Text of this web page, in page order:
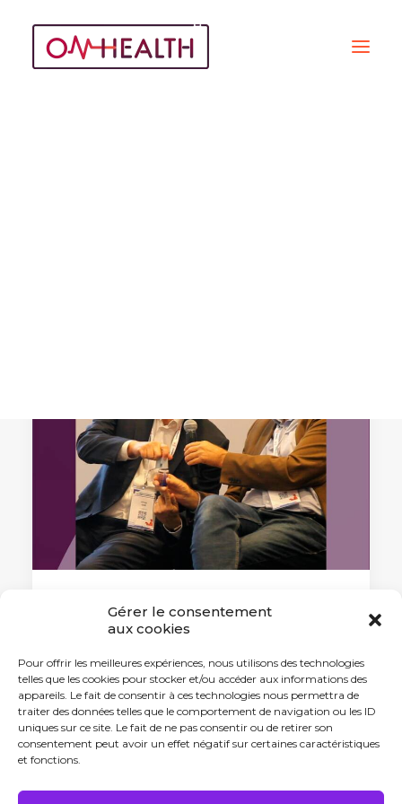
Gérer le consentement
aux cookies
Pour offrir les meilleures expériences, nous utilisons des technologies
telles que les cookies pour stocker et/ou accéder aux informations des
appareils. Le fait de consentir à ces technologies nous permettra de
traiter des données telles que le comportement de navigation ou les ID
uniques sur ce site. Le fait de ne pas consentir ou de retirer son
consentement peut avoir un effet négatif sur certaines caractéristiques
et fonctions.
11 septembre 2024
Assises nationales des start-up
industrielles : la santé au rendez-
vous
Ce mercredi 11 septembre, la
FrenchTech…
by Antonin Tabard